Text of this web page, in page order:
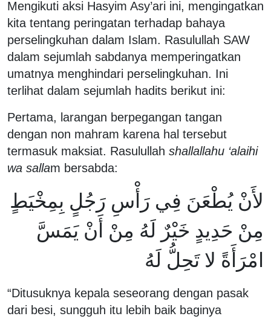
Mengikuti aksi Hasyim Asy’ari ini, mengingatkan
kita tentang peringatan terhadap bahaya
perselingkuhan dalam Islam. Rasulullah SAW
dalam sejumlah sabdanya memperingatkan
umatnya menghindari perselingkuhan. Ini
terlihat dalam sejumlah hadits berikut ini:
Pertama, larangan berpegangan tangan
dengan non mahram karena hal tersebut
termasuk maksiat. Rasulullah shallallahu ‘alaihi
wa sallam bersabda:
لأَنْ يُطْعَنَ فِي رَأْسِ رَجُلٍ بِمِخْيَطٍ
مِنْ حَدِيدٍ خَيْرٌ لَهُ مِنْ أَنْ يَمَسَّ
امْرَأَةً لا تَحِلُّ لَهُ
“Ditusuknya kepala seseorang dengan pasak
dari besi, sungguh itu lebih baik baginya